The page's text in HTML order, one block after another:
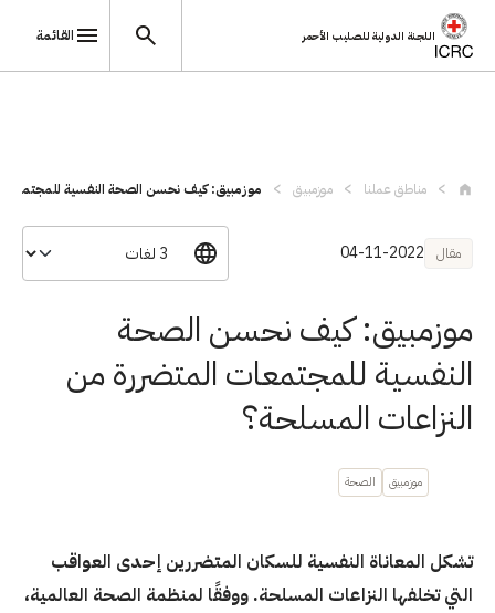
اللجنة الدولية للصليب الأحمر القائمة
مناطق عملنا موزمبيق موزمبيق: كيف نحسن الصحة النفسية
مقال 04-11-2022
موزمبيق: كيف نحسن الصحة
النفسية للمجتمعات المتضررة من
النزاعات المسلحة؟
موزمبيق الصحة
تشكل المعاناة النفسية للسكان المتضررين إحدى العواقب
التي تخلفها النزاعات المسلحة. ووفقًا لمنظمة الصحة العالمية،